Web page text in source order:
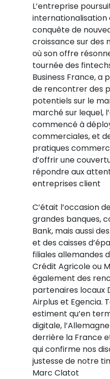
L’entreprise
conquête de
croissance sur des
où son offre
tournée des
Business France, a
de rencontrer des
potentiels sur le
marché sur lequel,
commencé à
commerciales, et
pratiques
d’offrir une
répondre aux
entreprises client
C’était l’occasion
grandes banques,
Bank, mais aussi
et des caisses
filiales allemandes
Crédit Agricole ou
également des
partenaires locaux
Airplus et Egencia.
estiment qu’en
digitale,
derrière la France
qui confirme nos
justesse de notre
Marc Clatot